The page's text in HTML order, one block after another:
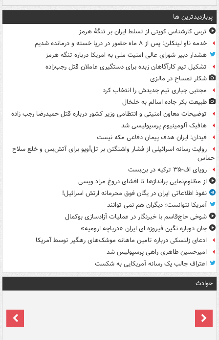
پربازدیدترین ها
ترس کارشناس کویتی از تسلط ایران بر تنگۀ هرمز
خدمه ناو لینکلن: پس از ۸ ماه حضور در دریا خسته و درمانده‌ شدیم
هشدار دبیر شورای عالی امنیت ملی به امریکا درباره تنگه هرمز
تشکیل تیم کارآگاهان زبده برای دستگیری عاملان قتل رجب‌زاده
شکار تمساح در مالزی
مجتبی جباری تیم جدیدش را انتخاب کرد
طبیعت بکر جاده اسالم به خلخال
توضیحات معاون امنیتی و انتظامی وزیر کشور درباره قتل حمیدرضا رجب زاده
هافبک آلومینیوم پرسپولیسی شد
فیدان: ایران هدف پیمان دفاعی مکه نیست
روایت رسانه اسرائیلی از فشار واشنگتن بر تل‌آویو برای آتش‌بس و خلع سلاح
حماس
رویای اف-۳۵ ترکیه در بن‌بست
از مظلوم‌نمایی براندازها تا افشای دروغ مراد ویسی
نفوذ اطلاعاتی ایران در یگان فوق محرمانه ارتش اسرائیل!
آمریکا نتوانست؛ دیگران هم نمی توانند
شوخی حاج‌قاسم با خبرنگار در عملیات آزادسازی بوکمال
جان دوباره نگین فیروزه ای ایران «دریاچه ارومیه»
ادعای زلنسکی درباره تامین ماهانه موشک‌های رهگیر توسط آمریکا
امیرحسین طاهری راهی پرسپولیس شد
اعتراف جالب یک رسانه آمریکایی به شکست
حوادث